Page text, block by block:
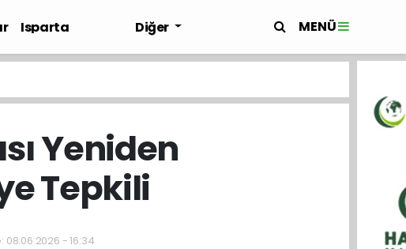
Isparta
Diğer MENÜ
Yeniden
Tepkili
- 16:34